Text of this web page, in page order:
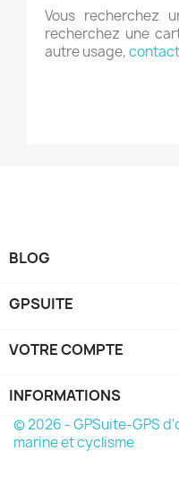
Vous recherchez
recherchez une
autre usage,
BLOG
GPSUITE
VOTRE COMPTE
INFORMATIONS
© 2026 - GPSuite-GPS
marine et cyclisme